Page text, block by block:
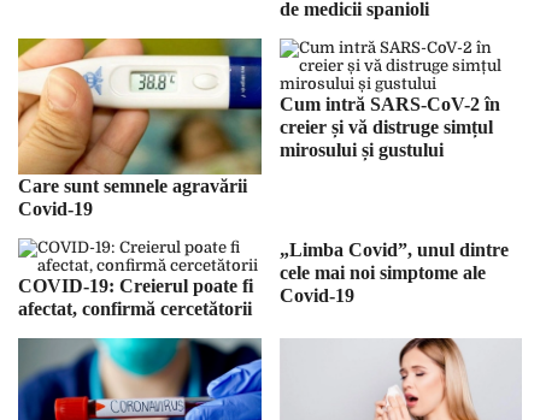
de medicii spanioli
Care sunt semnele agravării
Covid-19
Cum intră SARS-CoV-2 în
creier și vă distruge simțul
mirosului și gustului
COVID-19: Creierul poate fi
afectat, confirmă cercetătorii
„Limba Covid”, unul dintre
cele mai noi simptome ale
Covid-19